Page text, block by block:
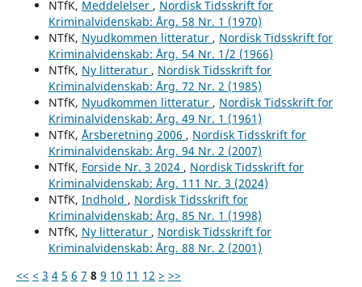
NTfK, Meddelelser , Nordisk Tidsskrift for
Kriminalvidenskab: Årg. 58 Nr. 1 (1970)
NTfK, Nyudkommen litteratur , Nordisk Tidsskrift for
Kriminalvidenskab: Årg. 54 Nr. 1/2 (1966)
NTfK, Ny litteratur , Nordisk Tidsskrift for
Kriminalvidenskab: Årg. 72 Nr. 2 (1985)
NTfK, Nyudkommen litteratur , Nordisk Tidsskrift for
Kriminalvidenskab: Årg. 49 Nr. 1 (1961)
NTfK, Årsberetning 2006 , Nordisk Tidsskrift for
Kriminalvidenskab: Årg. 94 Nr. 2 (2007)
NTfK, Forside Nr. 3 2024 , Nordisk Tidsskrift for
Kriminalvidenskab: Årg. 111 Nr. 3 (2024)
NTfK, Indhold , Nordisk Tidsskrift for
Kriminalvidenskab: Årg. 85 Nr. 1 (1998)
NTfK, Ny litteratur , Nordisk Tidsskrift for
Kriminalvidenskab: Årg. 88 Nr. 2 (2001)
<< < 3 4 5 6 7 8 9 10 11 12 > >>